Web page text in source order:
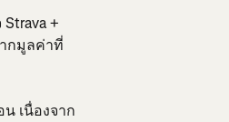
+
กมูลค่าที่
เนื่องจาก